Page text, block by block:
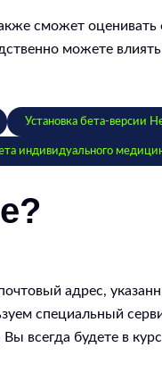
сможет оценивать
можете влиять
Установка бета-версии
индивидуального
адрес,
специальный
всегда будете в